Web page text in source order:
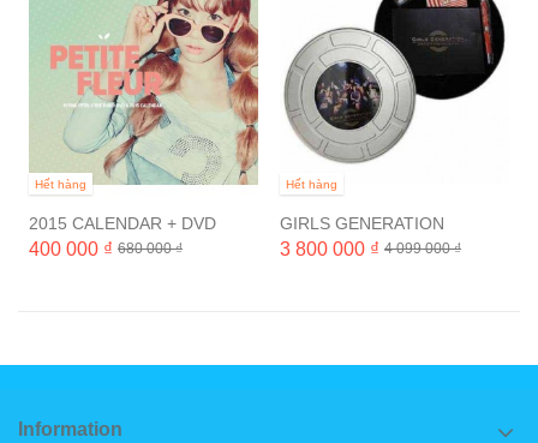
Hết hàng
2015 CALENDAR + DVD
"PETITE FLEUR"
400 000 ₫ 680 000 ₫
Hết hàng
GIRLS GENERATION
Complete Video Collection
3 800 000 ₫ 4 099 000 ₫
Information